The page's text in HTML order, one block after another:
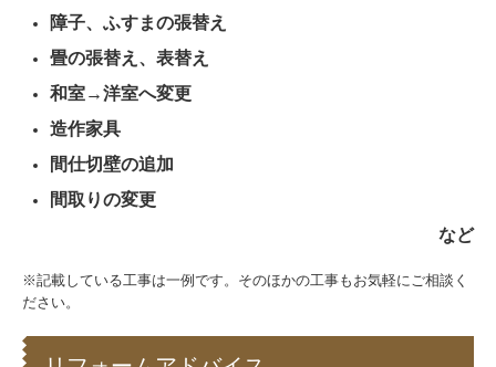
障子、ふすまの張替え
畳の張替え、表替え
和室→洋室へ変更
造作家具
間仕切壁の追加
間取りの変更
など
※記載している工事は一例です。そのほかの工事もお気軽にご相談く
ださい。